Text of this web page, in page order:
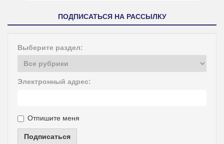
ПОДПИСАТЬСЯ НА РАССЫЛКУ
Выберите раздел:
Электронный адрес:
Отпишите меня
Подписаться